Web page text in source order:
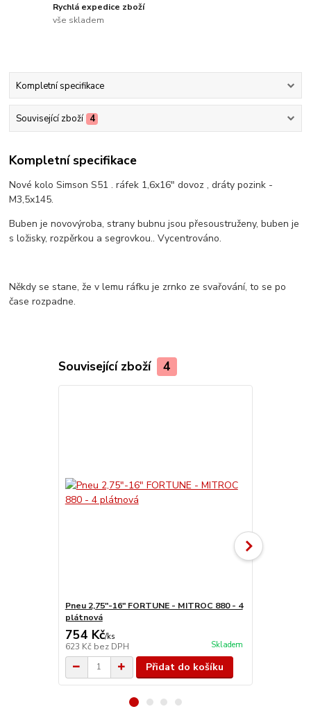
Rychlá expedice zboží
vše skladem
Kompletní specifikace
Související zboží 4
Kompletní specifikace
Nové kolo Simson S51 . ráfek 1,6x16" dovoz , dráty pozink -
M3,5x145.
Buben je novovýroba, strany bubnu jsou přesoustruženy, buben je
s ložisky, rozpěrkou a segrovkou.. Vycentrováno.
Někdy se stane, že v lemu ráfku je zrnko ze svařování, to se po
čase rozpadne.
Související zboží 4
Pneu 2,75"-16" FORTUNE - MITROC 880 - 4
plátnová
754 Kč/ks
623 Kč bez DPH Skladem
Přidat do košíku